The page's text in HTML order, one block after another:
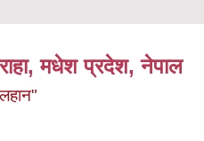
मधेश प्रदेश, नेपाल